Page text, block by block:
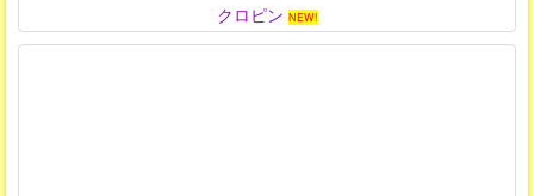
クロピン NEW!